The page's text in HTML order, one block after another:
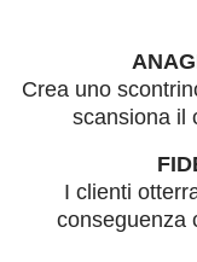
Crea uno
scansiona il
I clienti
conseguenza